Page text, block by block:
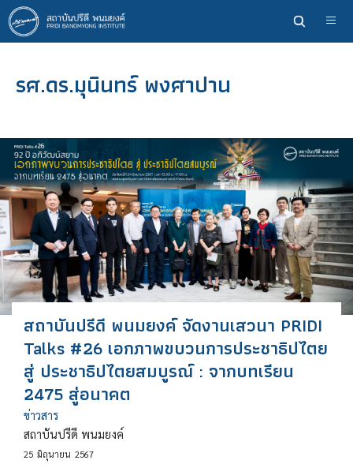
ข้าม
ไป
ยัง
หลักรศ.ดร.มุนินทร์ พงศาปาน
สถาบันปรีดี พนมยงค์ จัดงานเสวนา PRIDI
Talks #26 เอกภาพขบวนการประชาธิปไตย
สู่ ประชาธิปไตยสมบูรณ์ : จากบทเรียน
2475 สู่อนาคต
ข่าวสาร
สถาบันปรีดี พนมยงค์
25 มิถุนายน 2567